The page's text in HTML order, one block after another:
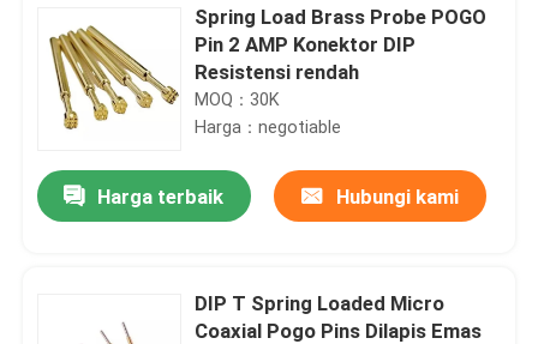
Spring Load Brass Probe POGO
Pin 2 AMP Konektor DIP
Resistensi rendah
MOQ：30K
Harga：negotiable
Harga terbaik Hubungi kami
DIP T Spring Loaded Micro
Coaxial Pogo Pins Dilapis Emas